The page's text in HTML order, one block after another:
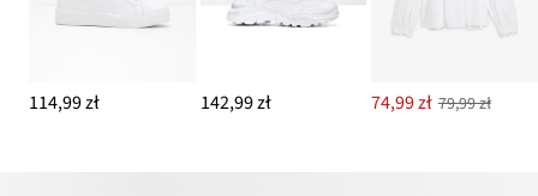
114,99 zł 142,99 zł 74,99 zł 79,99 zł